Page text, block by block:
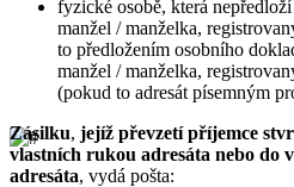
fyzické osobě, která
manžel / manželka,
to předložením osobního
manžel / manželka,
(pokud to adresát písemným
Zásilku, jejíž převzetí příjemce
vlastních rukou adresáta nebo do
adresáta, vydá pošta: